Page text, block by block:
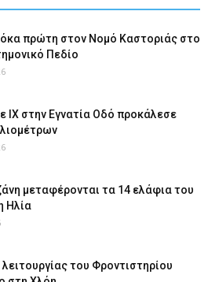
πρώτη στον Νομό Καστοριάς στο
Πεδίο
ΙΧ στην Εγνατία Οδό προκάλεσε
μεταφέρονται τα 14 ελάφια του
Ηλία
λειτουργίας του Φροντιστηρίου